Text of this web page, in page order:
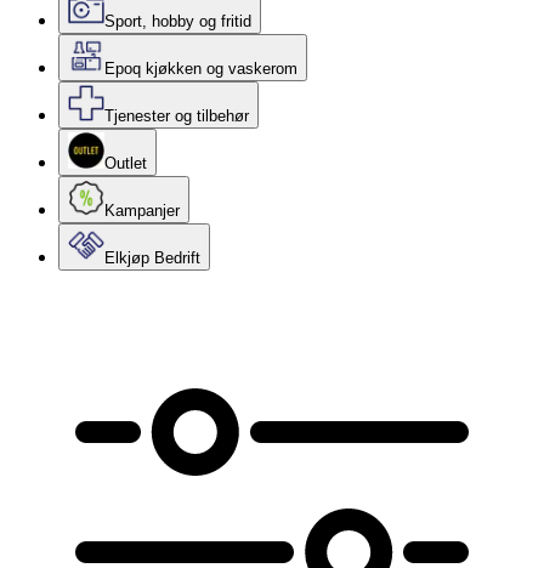
Sport, hobby og fritid
Epoq kjøkken og vaskerom
Tjenester og tilbehør
Outlet
Kampanjer
Elkjøp Bedrift